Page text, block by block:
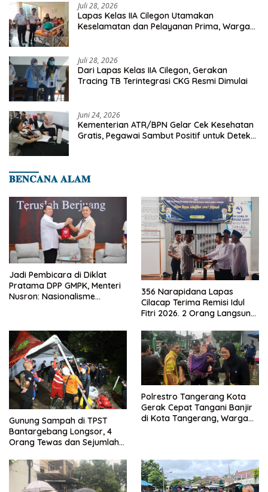
Juli 28, 2026
Lapas Kelas IIA Cilegon Utamakan
Keselamatan dan Pelayanan Prima, Warga
Juli 28, 2026
Dari Lapas Kelas IIA Cilegon, Gerakan
Tracing TB Terintegrasi CKG Resmi Dimulai
Juni 24, 2026
Kementerian ATR/BPN Gelar Cek Kesehatan
Gratis, Pegawai Sambut Positif untuk Deteksi
𝐁𝐄𝐍𝐂𝐀𝐍𝐀 𝐀𝐋𝐀𝐌
Jadi Pembicara di Diklat
Pratama DPP GMPK, Menteri
Nusron: Nasionalisme
356 Narapidana Lapas
Cilacap Terima Remisi Idul
Fitri 2026. 2 Orang Langsung
Gunung Sampah di TPST
Bantargebang Longsor, 4
Orang Tewas dan Sejumlah
Polrestro Tangerang Kota
Gerak Cepat Tangani Banjir
di Kota Tangerang, Warga